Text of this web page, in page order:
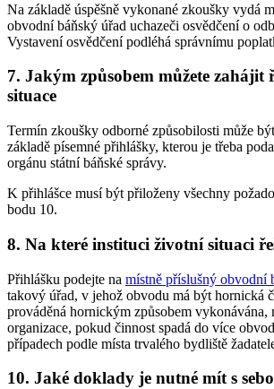
Na základě úspěšně vykonané zkoušky vydá
obvodní báňský úřad uchazeči osvědčení o
Vystavení osvědčení podléhá správnímu
7. Jakým způsobem můžete zahájit
situace
Termín zkoušky odborné způsobilosti může
základě písemné přihlášky, kterou je třeba
orgánu státní báňské správy.
K přihlášce musí být přiloženy všechny
bodu 10.
8. Na které instituci životní situaci
Přihlášku podejte na místně příslušný obvodní
takový úřad, v jehož obvodu má být hornická
prováděná hornickým způsobem vykonávána,
organizace, pokud činnost spadá do více
případech podle místa trvalého bydliště
10. Jaké doklady je nutné mít s